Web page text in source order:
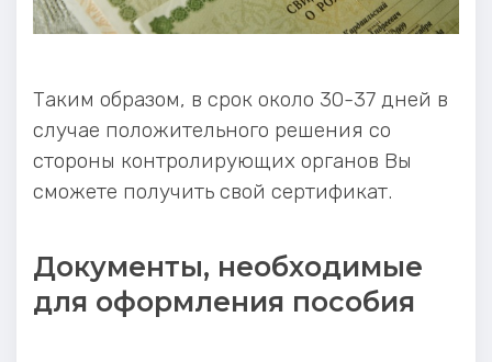
Таким образом, в срок около 30-37 дней в
случае положительного решения со
стороны контролирующих органов Вы
сможете получить свой сертификат.
Документы, необходимые
для оформления пособия